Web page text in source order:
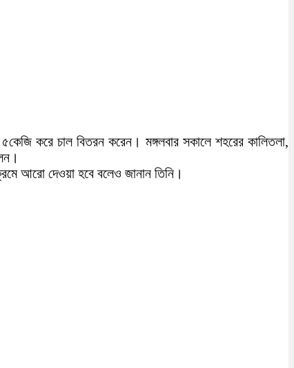
করে চাল বিতরন করেন। মঙ্গলবার সকালে শহরের কালিতলা,
আরো দেওয়া হবে বলেও জানান তিনি।